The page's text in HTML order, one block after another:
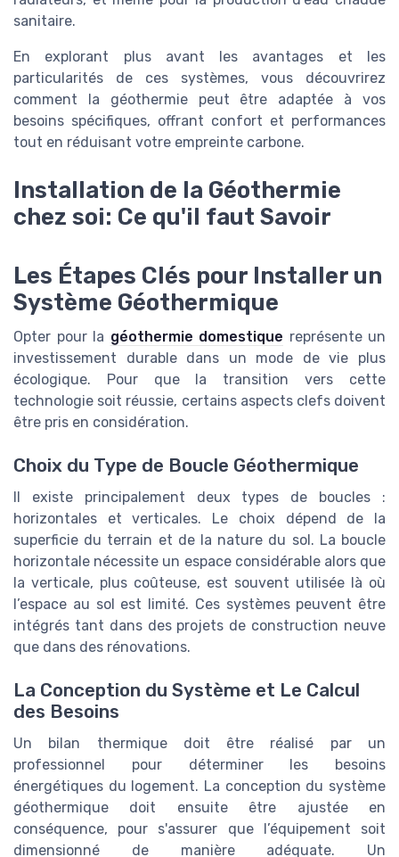
sanitaire.
En explorant plus avant les avantages et les
particularités de ces systèmes, vous découvrirez
comment la géothermie peut être adaptée à vos
besoins spécifiques, offrant confort et performances
tout en réduisant votre empreinte carbone.
Installation de la Géothermie
chez soi: Ce qu'il faut Savoir
Les Étapes Clés pour Installer un
Système Géothermique
Opter pour la géothermie domestique représente un
investissement durable dans un mode de vie plus
écologique. Pour que la transition vers cette
technologie soit réussie, certains aspects clefs doivent
être pris en considération.
Choix du Type de Boucle Géothermique
Il existe principalement deux types de boucles :
horizontales et verticales. Le choix dépend de la
superficie du terrain et de la nature du sol. La boucle
horizontale nécessite un espace considérable alors que
la verticale, plus coûteuse, est souvent utilisée là où
l’espace au sol est limité. Ces systèmes peuvent être
intégrés tant dans des projets de construction neuve
que dans des rénovations.
La Conception du Système et Le Calcul
des Besoins
Un bilan thermique doit être réalisé par un
professionnel pour déterminer les besoins
énergétiques du logement. La conception du système
géothermique doit ensuite être ajustée en
conséquence, pour s'assurer que l’équipement soit
dimensionné de manière adéquate. Un